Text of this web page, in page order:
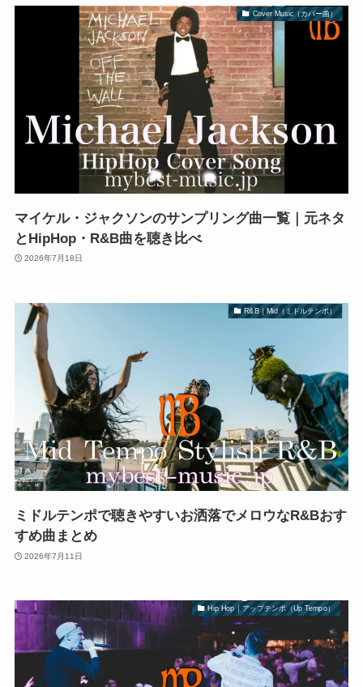
Cover Music（カバー曲）
マイケル・ジャクソンのサンプリング曲一覧｜元ネタ
とHipHop・R&B曲を聴き比べ
2026年7月18日
R&B｜Mid（ミドルテンポ）
ミドルテンポで聴きやすいお洒落でメロウなR&Bおす
すめ曲まとめ
2026年7月11日
Hip Hop｜アップテンポ（Up Tempo）